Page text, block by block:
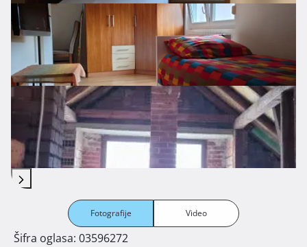
Fotografije Video
Šifra oglasa: 03596272